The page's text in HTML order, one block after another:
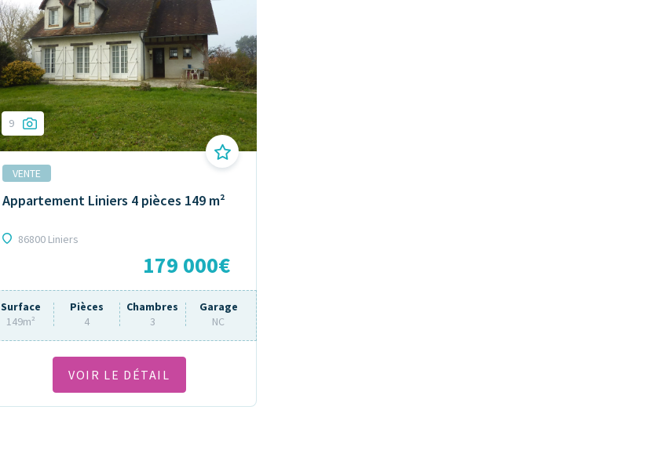
9
VENTE
Appartement Liniers 4 pièces 149 m²
86800 Liniers
179 000€
Surface
149m²
Pièces
4
Chambres
3
Garage
NC
VOIR LE DÉTAIL